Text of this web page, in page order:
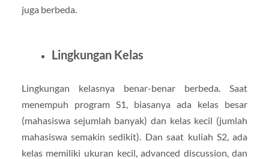
juga berbeda.
Lingkungan Kelas
Lingkungan kelasnya benar-benar berbeda. Saat
menempuh program S1, biasanya ada kelas besar
(mahasiswa sejumlah banyak) dan kelas kecil (jumlah
mahasiswa semakin sedikit). Dan saat kuliah S2, ada
kelas memiliki ukuran kecil, advanced discussion, dan